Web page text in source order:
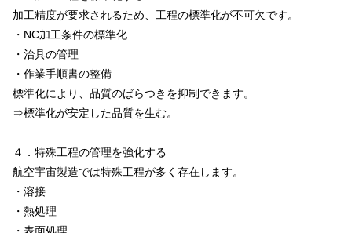
加工精度が要求されるため、工程の標準化が不可欠です。
・NC加工条件の標準化
・治具の管理
・作業手順書の整備
標準化により、品質のばらつきを抑制できます。
⇒標準化が安定した品質を生む。
４．特殊工程の管理を強化する
航空宇宙製造では特殊工程が多く存在します。
・溶接
・熱処理